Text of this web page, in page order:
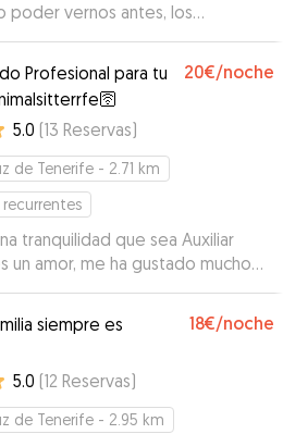
poder vernos antes, los
Profesional para tu
20€/noche
5.0 (13 Reservas)
de Tenerife - 2.71 km
recurrentes
tranquilidad que sea Auxiliar
un amor, me ha gustado mucho
a su perrita, me quedé feliz
un encanto de perrita, me fascinó
y hasta vídeos. Seguro
siempre es
18€/noche
5.0 (12 Reservas)
de Tenerife - 2.95 km